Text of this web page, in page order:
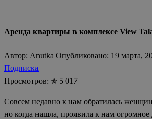
Аренда квартиры в комплексе View
Автор: Anutka Опубликовано: 19 марта,
Подписка
Просмотров: ✯ 5 017
Совсем недавно к нам обратилась
но когда нашла, проявила к нам